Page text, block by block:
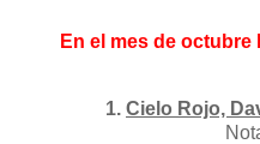
En el mes de octubre
1. Cielo Rojo,